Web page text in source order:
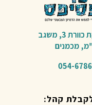
3,
משגב
מכמנים​
054-
קהל: